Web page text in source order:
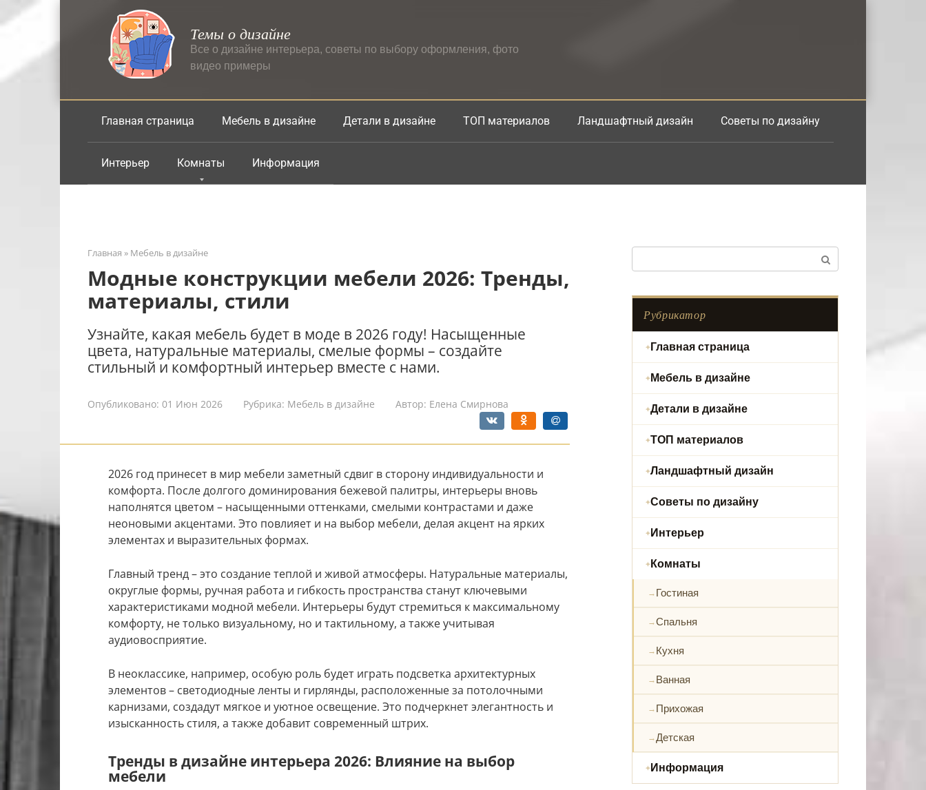
Перейти
к
Темы о дизайне
Все о дизайне интерьера, советы по выбору оформления, фото
видео примеры
Главная страница Мебель в дизайне Детали в дизайне ТОП материалов Ландшафтный дизайн Советы по дизайну
Интерьер Комнаты Информация
Главная » Мебель в дизайне
Модные конструкции мебели 2026: Тренды,
материалы, стили
Узнайте, какая мебель будет в моде в 2026 году! Насыщенные
цвета, натуральные материалы, смелые формы – создайте
стильный и комфортный интерьер вместе с нами.
Опубликовано: 01 Июн 2026 Рубрика: Мебель в дизайне Автор: Елена Смирнова
2026 год принесет в мир мебели заметный сдвиг в сторону индивидуальности и
комфорта. После долгого доминирования бежевой палитры, интерьеры вновь
наполнятся цветом – насыщенными оттенками, смелыми контрастами и даже
неоновыми акцентами. Это повлияет и на выбор мебели, делая акцент на ярких
элементах и выразительных формах.
Главный тренд – это создание теплой и живой атмосферы. Натуральные материалы,
округлые формы, ручная работа и гибкость пространства станут ключевыми
характеристиками модной мебели. Интерьеры будут стремиться к максимальному
комфорту, не только визуальному, но и тактильному, а также учитывая
аудиовосприятие.
В неоклассике, например, особую роль будет играть подсветка архитектурных
элементов – светодиодные ленты и гирлянды, расположенные за потолочными
карнизами, создадут мягкое и уютное освещение. Это подчеркнет элегантность и
изысканность стиля, а также добавит современный штрих.
Тренды в дизайне интерьера 2026: Влияние на выбор
мебели
Рубрикатор
Главная страница
Мебель в дизайне
Детали в дизайне
ТОП материалов
Ландшафтный дизайн
Советы по дизайну
Интерьер
Комнаты
Гостиная
Спальня
Кухня
Ванная
Прихожая
Детская
Информация